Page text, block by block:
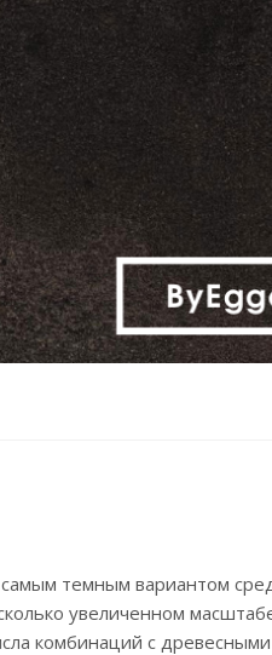
темным вариантом
увеличенном
комбинаций с